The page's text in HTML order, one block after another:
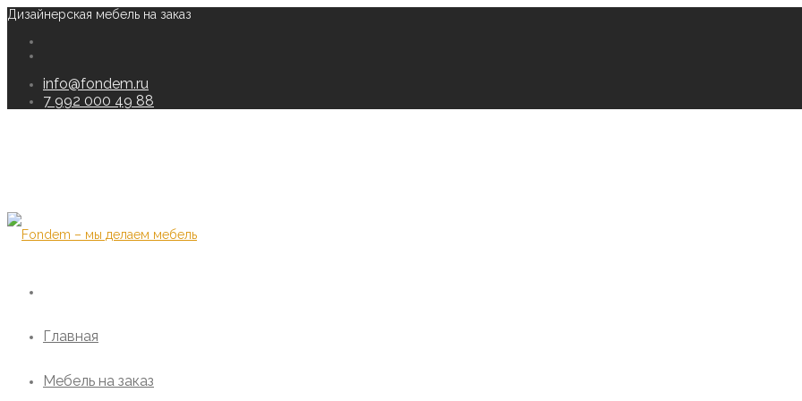
Дизайнерская мебель на заказ
info@fondem.ru
7 992 000 49 88
Главная
Мебель на заказ